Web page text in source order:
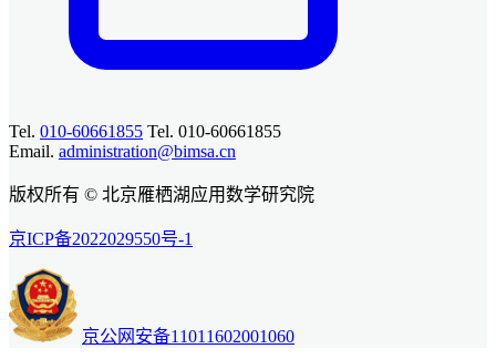
Tel. 010-60661855 Tel. 010-60661855
Email. administration@bimsa.cn
版权所有 © 北京雁栖湖应用数学研究院
京ICP备2022029550号-1
京公网安备11011602001060